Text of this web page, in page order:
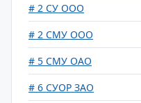
# 2 СУ ООО
# 2 СМУ ООО
# 5 СМУ ОАО
# 6 СУОР ЗАО